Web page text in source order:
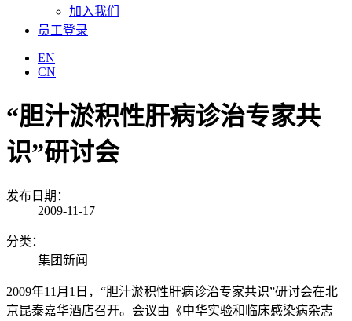
加入我们
员工登录
EN
CN
“胆汁淤积性肝病诊治专家共
识”研讨会
发布日期：
2009-11-17
分类：
集团新闻
2009年11月1日，“胆汁淤积性肝病诊治专家共识”研讨会在北
京昆泰嘉华酒店召开。会议由《中华实验和临床感染病杂志